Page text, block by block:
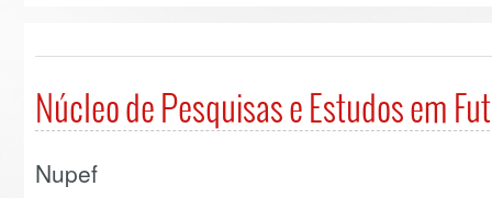
Núcleo de Pesquisas e Estudos em
Nupef